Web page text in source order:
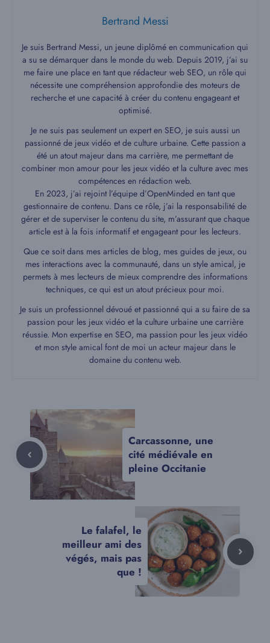
Bertrand Messi
Je suis Bertrand Messi, un jeune diplômé en communication qui
a su se démarquer dans le monde du web. Depuis 2019, j’ai su
me faire une place en tant que rédacteur web SEO, un rôle qui
nécessite une compréhension approfondie des moteurs de
recherche et une capacité à créer du contenu engageant et
optimisé.
Je ne suis pas seulement un expert en SEO, je suis aussi un
passionné de jeux vidéo et de culture urbaine. Cette passion a
été un atout majeur dans ma carrière, me permettant de
combiner mon amour pour les jeux vidéo et la culture avec mes
compétences en rédaction web.
En 2023, j’ai rejoint l’équipe d’OpenMinded en tant que
gestionnaire de contenu. Dans ce rôle, j’ai la responsabilité de
gérer et de superviser le contenu du site, m’assurant que chaque
article est à la fois informatif et engageant pour les lecteurs.
Que ce soit dans mes articles de blog, mes guides de jeux, ou
mes interactions avec la communauté, dans un style amical, je
permets à mes lecteurs de mieux comprendre des informations
techniques, ce qui est un atout précieux pour moi.
Je suis un professionnel dévoué et passionné qui a su faire de sa
passion pour les jeux vidéo et la culture urbaine une carrière
réussie. Mon expertise en SEO, ma passion pour les jeux vidéo
et mon style amical font de moi un acteur majeur dans le
domaine du contenu web.
Carcassonne, une
cité médiévale en
pleine Occitanie
Le falafel, le
meilleur ami des
végés, mais pas
que !